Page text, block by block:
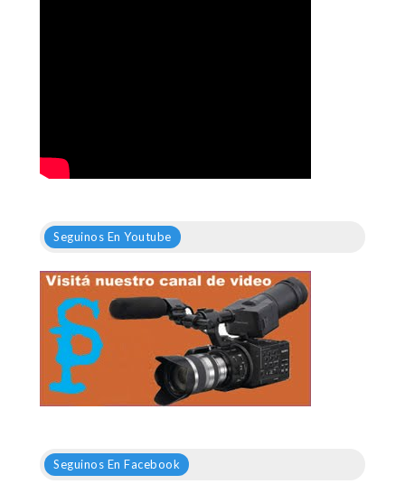
Seguinos En Youtube
Seguinos En Facebook